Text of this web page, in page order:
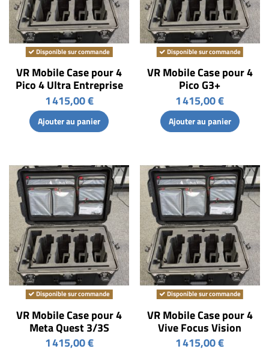
Disponible sur commande
VR Mobile Case pour 4
Pico 4 Ultra Entreprise
1 415,00 €
Ajouter au panier
Disponible sur commande
VR Mobile Case pour 4
Pico G3+
1 415,00 €
Ajouter au panier
Disponible sur commande
VR Mobile Case pour 4
Meta Quest 3/3S
1 415,00 €
Disponible sur commande
VR Mobile Case pour 4
Vive Focus Vision
1 415,00 €